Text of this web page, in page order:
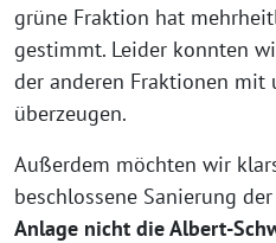
grüne Fraktion hat
gestimmt. Leider konnten
der anderen Fraktionen mit
überzeugen.
Außerdem möchten wir
beschlossene Sanierung der
Anlage nicht die Albert-